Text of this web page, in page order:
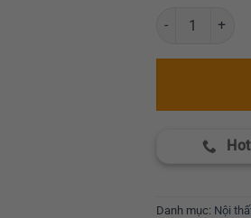
Bộ giường tủ
Danh mục: Nội